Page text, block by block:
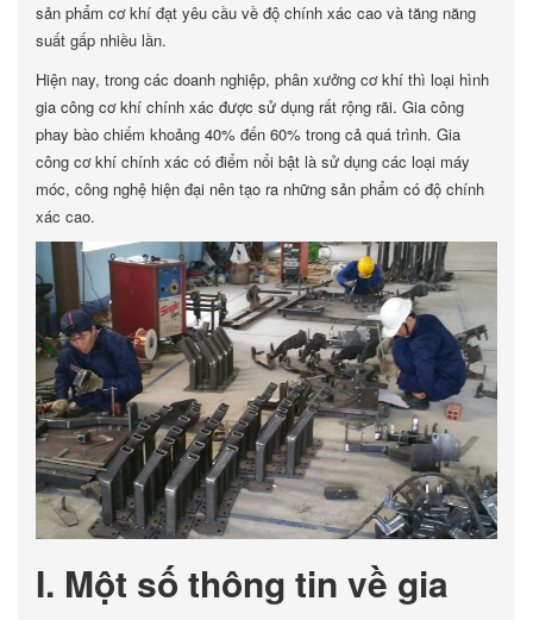
sản phẩm cơ khí đạt yêu cầu về độ chính xác cao và tăng năng
suất gấp nhiều lần.
Hiện nay, trong các doanh nghiệp, phân xưởng cơ khí thì loại hình
gia công cơ khí chính xác được sử dụng rất rộng rãi. Gia công
phay bào chiếm khoảng 40% đến 60% trong cả quá trình. Gia
công cơ khí chính xác có điểm nổi bật là sử dụng các loại máy
móc, công nghệ hiện đại nên tạo ra những sản phẩm có độ chính
xác cao.
I. Một số thông tin về gia